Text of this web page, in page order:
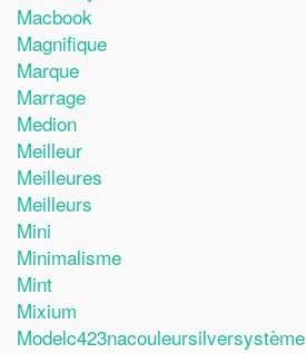
Macbook
Magnifique
Marque
Marrage
Medion
Meilleur
Meilleures
Meilleurs
Mini
Minimalisme
Mint
Mixium
Modelc423nacouleursilversystème